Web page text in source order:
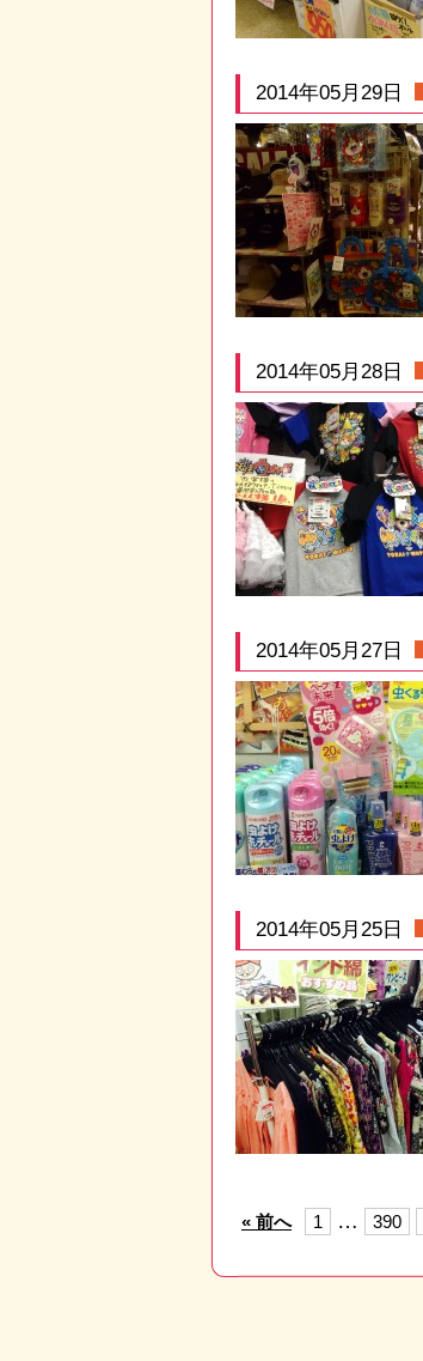
2014年05月29日
2014年05月28日
2014年05月27日
2014年05月25日
« 前へ 1 … 390